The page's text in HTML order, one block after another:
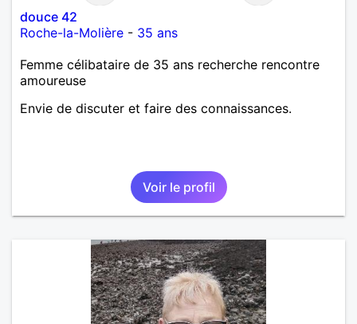
douce 42
Roche-la-Molière - 35 ans
Femme célibataire de 35 ans recherche rencontre
amoureuse
Envie de discuter et faire des connaissances.
Voir le profil